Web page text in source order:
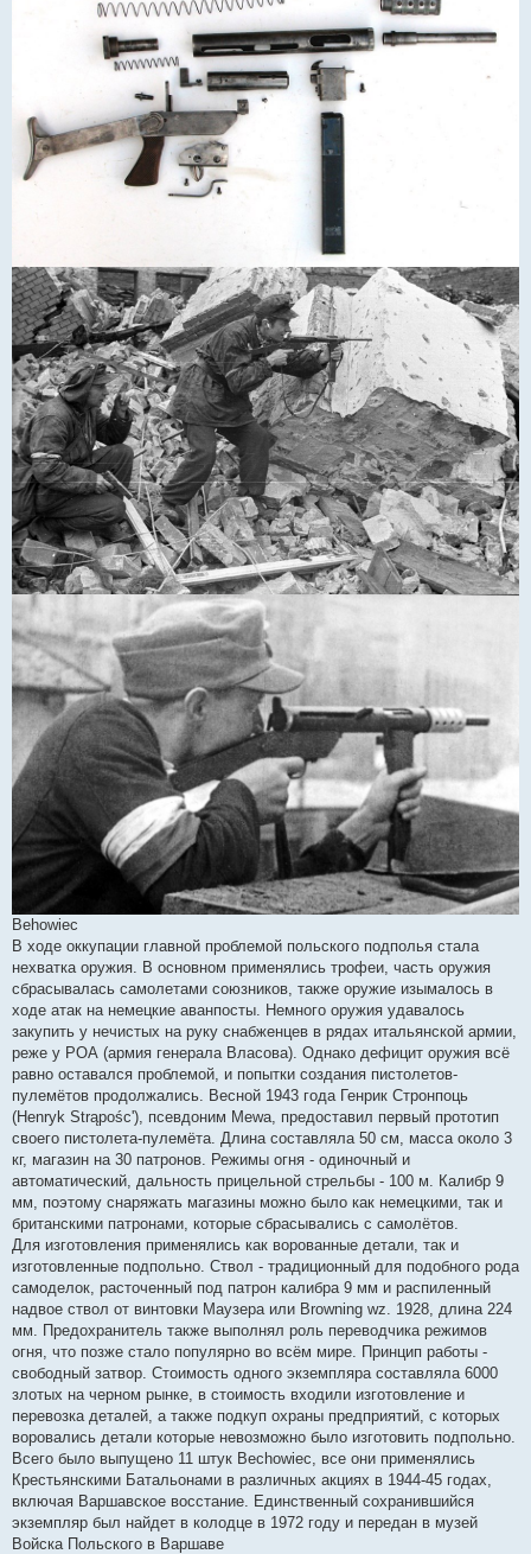
Behowiec
В ходе оккупации главной проблемой польского подполья стала
нехватка оружия. В основном применялись трофеи, часть оружия
сбрасывалась самолетами союзников, также оружие изымалось в
ходе атак на немецкие аванпосты. Немного оружия удавалось
закупить у нечистых на руку снабженцев в рядах итальянской армии,
реже у РОА (армия генерала Власова). Однако дефицит оружия всё
равно оставался проблемой, и попытки создания пистолетов-
пулемётов продолжались. Весной 1943 года Генрик Стронпоць
(Henryk Strąpośc'), псевдоним Mewa, предоставил первый прототип
своего пистолета-пулемёта. Длина составляла 50 см, масса около 3
кг, магазин на 30 патронов. Режимы огня - одиночный и
автоматический, дальность прицельной стрельбы - 100 м. Калибр 9
мм, поэтому снаряжать магазины можно было как немецкими, так и
британскими патронами, которые сбрасывались с самолётов.
Для изготовления применялись как ворованные детали, так и
изготовленные подпольно. Ствол - традиционный для подобного рода
самоделок, расточенный под патрон калибра 9 мм и распиленный
надвое ствол от винтовки Маузера или Browning wz. 1928, длина 224
мм. Предохранитель также выполнял роль переводчика режимов
огня, что позже стало популярно во всём мире. Принцип работы -
свободный затвор. Стоимость одного экземпляра составляла 6000
злотых на черном рынке, в стоимость входили изготовление и
перевозка деталей, а также подкуп охраны предприятий, с которых
воровались детали которые невозможно было изготовить подпольно.
Всего было выпущено 11 штук Bechowiec, все они применялись
Крестьянскими Батальонами в различных акциях в 1944-45 годах,
включая Варшавское восстание. Единственный сохранившийся
экземпляр был найдет в колодце в 1972 году и передан в музей
Войска Польского в Варшаве